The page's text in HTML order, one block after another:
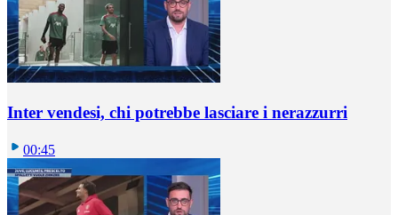
Inter vendesi, chi potrebbe lasciare i nerazzurri
00:45